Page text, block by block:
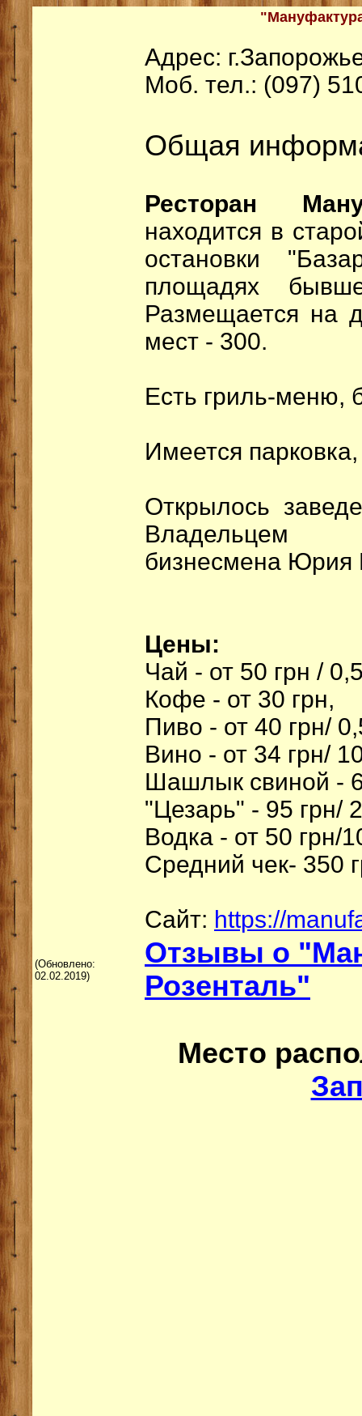
Адрес:
Моб. тел.: (097)
Общая
Ресторан
находится в
остановки
площадях
Размещается на
мест - 300.
Есть гриль-меню,
Имеется
Открылось
Владельцем
бизнесмена Юрия
Цены:
Чай - от 50 грн /
Кофе - от 30 грн,
Пиво - от 40 грн/
Вино - от 34 грн/
Шашлык свиной -
"Цезарь" - 95 грн/
Водка - от 50 грн/
Средний чек- 350
Сайт: https://
(Обновлено:
02.02.2019)
Отзывы о
Розенталь"
Место